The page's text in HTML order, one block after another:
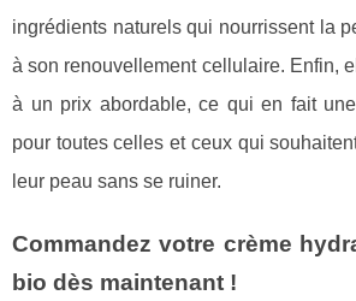
ingrédients naturels qui nourrissent la
à son renouvellement cellulaire. Enfin,
à un prix abordable, ce qui en fait
pour toutes celles et ceux qui
leur peau sans se ruiner.
Commandez votre crème
bio dès maintenant !